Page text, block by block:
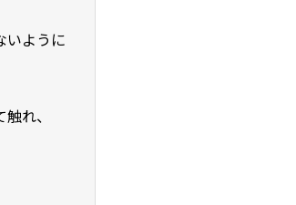
いように
れ、